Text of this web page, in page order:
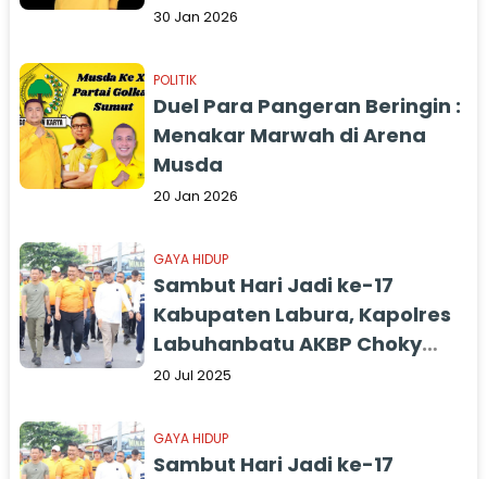
30 Jan 2026
POLITIK
Duel Para Pangeran Beringin :
Menakar Marwah di Arena
Musda
20 Jan 2026
GAYA HIDUP
Sambut Hari Jadi ke-17
Kabupaten Labura, Kapolres
Labuhanbatu AKBP Choky
Ikut Jalan Santai
20 Jul 2025
GAYA HIDUP
Sambut Hari Jadi ke-17